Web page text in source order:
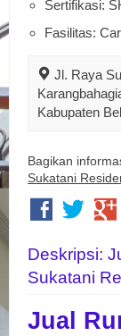
Sertifikasi:
Fasilitas:
Jl. Raya
Kabupaten
Bagikan
Sukatani
Deskripsi:
Sukatani
Jual